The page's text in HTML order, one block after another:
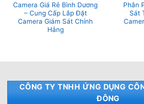
Camera Giá Rẻ Bình Dương
– Cung Cấp Lắp Đặt
Camera Giám Sát Chính
Hảng
Phân
Sát
CÔNG TY TNHH ỨNG DỤNG
ĐÔNG